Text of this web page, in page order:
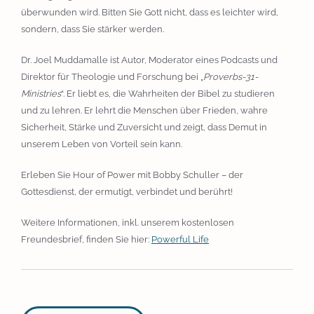
überwunden wird. Bitten Sie Gott nicht, dass es leichter wird,
sondern, dass Sie stärker werden.
Dr. Joel Muddamalle ist Autor, Moderator eines Podcasts und
Direktor für Theologie und Forschung bei „Proverbs-31-
Ministries“. Er liebt es, die Wahrheiten der Bibel zu studieren
und zu lehren. Er lehrt die Menschen über Frieden, wahre
Sicherheit, Stärke und Zuversicht und zeigt, dass Demut in
unserem Leben von Vorteil sein kann.
Erleben Sie Hour of Power mit Bobby Schuller – der
Gottesdienst, der ermutigt, verbindet und berührt!
Weitere Informationen, inkl. unserem kostenlosen
Freundesbrief, finden Sie hier: Powerful Life